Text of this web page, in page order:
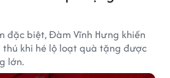
đặc biệt, Đàm Vĩnh Hưng khiến
khi hé lộ loạt quà tặng được
lớn.